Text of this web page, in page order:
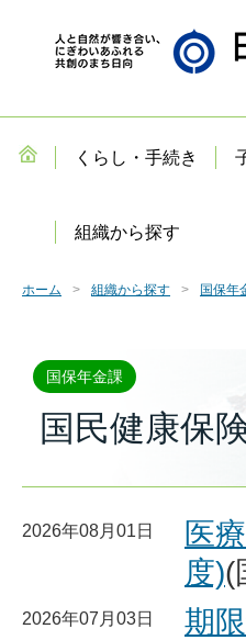
くらし・手続き
組織から探す
ホーム 組織から探す 国保年
国保年金課
国民健康保
2026年08月01日
医
度)(
2026年07月03日
期